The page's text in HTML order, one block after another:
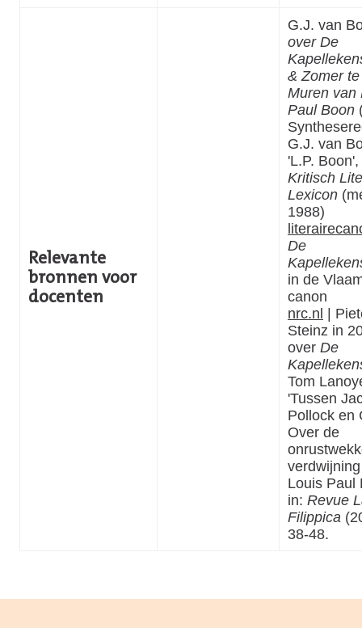
Relevante
bronnen voor
docenten
G.J. van
over De
& Zomer te
Muren van
Paul Boon
G.J. van
'L.P.
Kritisch
Lexicon
1988)
De
in de
canon
nrc.nl |
Steinz in
over De
Tom
'Tussen
Pollock en
Over de
Louis Paul
in: Revue
Filippica
38-48.